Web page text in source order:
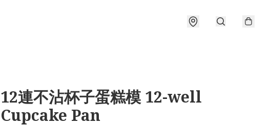
12連不沾杯子蛋糕模 12-well
Cupcake Pan